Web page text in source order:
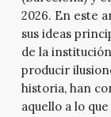
2026. En este
sus ideas
de la
producir
historia, han
aquello a lo